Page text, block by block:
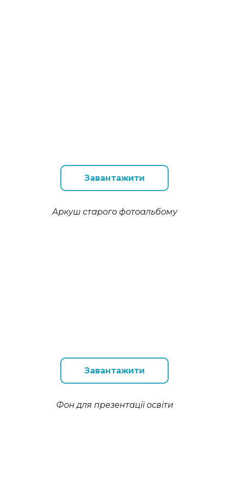
Завантажити
Аркуш старого фотоальбому
Завантажити
Фон для презентації освіти